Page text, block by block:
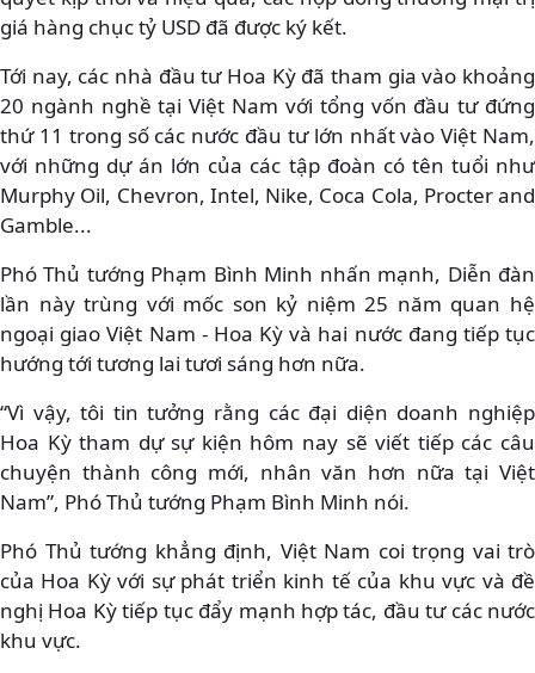
giá hàng chục tỷ USD đã được ký kết.
Tới nay, các nhà đầu tư Hoa Kỳ đã tham gia vào khoảng
20 ngành nghề tại Việt Nam với tổng vốn đầu tư đứng
thứ 11 trong số các nước đầu tư lớn nhất vào Việt Nam,
với những dự án lớn của các tập đoàn có tên tuổi như
Murphy Oil, Chevron, Intel, Nike, Coca Cola, Procter and
Gamble...
Phó Thủ tướng Phạm Bình Minh nhấn mạnh, Diễn đàn
lần này trùng với mốc son kỷ niệm 25 năm quan hệ
ngoại giao Việt Nam - Hoa Kỳ và hai nước đang tiếp tục
hướng tới tương lai tươi sáng hơn nữa.
“Vì vậy, tôi tin tưởng rằng các đại diện doanh nghiệp
Hoa Kỳ tham dự sự kiện hôm nay sẽ viết tiếp các câu
chuyện thành công mới, nhân văn hơn nữa tại Việt
Nam”, Phó Thủ tướng Phạm Bình Minh nói.
Phó Thủ tướng khẳng định, Việt Nam coi trọng vai trò
của Hoa Kỳ với sự phát triển kinh tế của khu vực và đề
nghị Hoa Kỳ tiếp tục đẩy mạnh hợp tác, đầu tư các nước
khu vực.